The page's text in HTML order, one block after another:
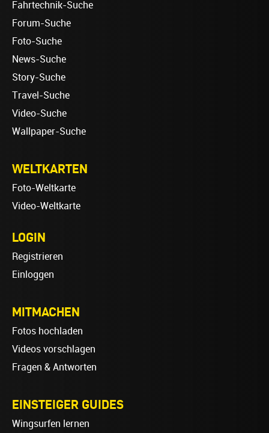
Fahrtechnik-Suche
Forum-Suche
Foto-Suche
News-Suche
Story-Suche
Travel-Suche
Video-Suche
Wallpaper-Suche
WELTKARTEN
Foto-Weltkarte
Video-Weltkarte
LOGIN
Registrieren
Einloggen
MITMACHEN
Fotos hochladen
Videos vorschlagen
Fragen & Antworten
EINSTEIGER GUIDES
Wingsurfen lernen